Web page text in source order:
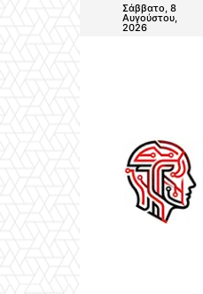
Σάββατο, 8
Αυγούστου,
2026